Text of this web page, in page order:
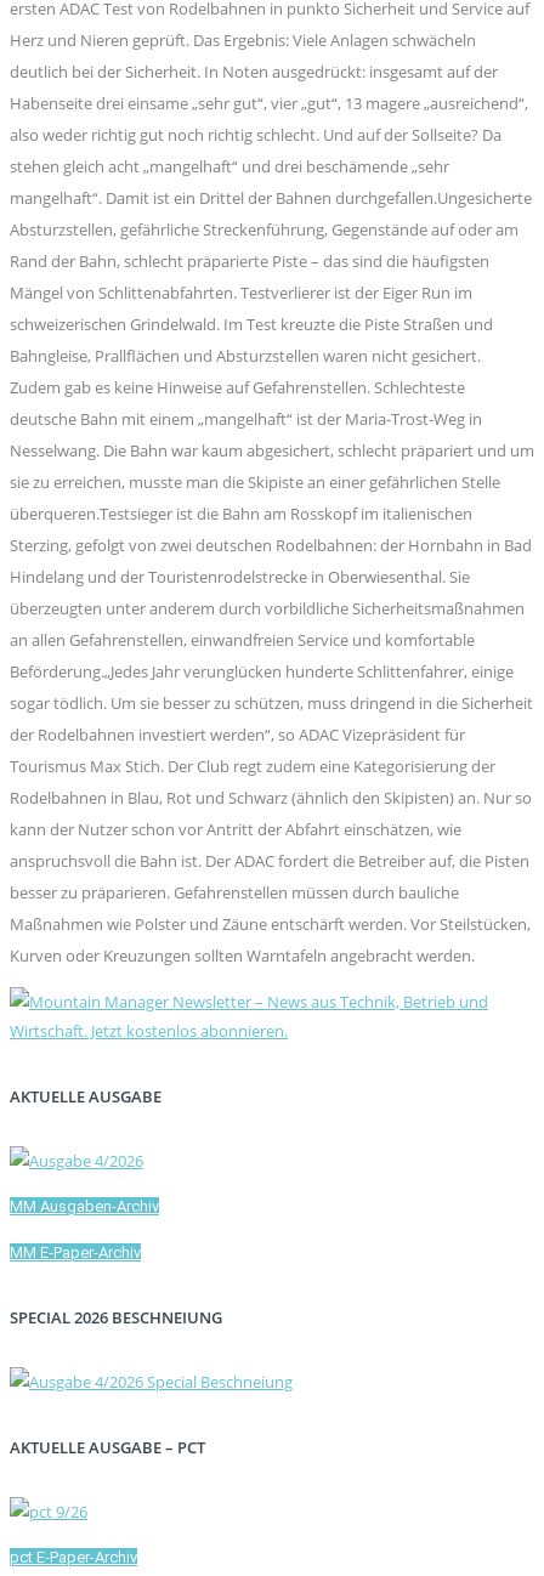
ersten ADAC Test von Rodelbahnen in punkto Sicherheit und Service auf
Herz und Nieren geprüft. Das Ergebnis: Viele Anlagen schwächeln
deutlich bei der Sicherheit. In Noten ausgedrückt: insgesamt auf der
Habenseite drei einsame „sehr gut“, vier „gut“, 13 magere „ausreichend“,
also weder richtig gut noch richtig schlecht. Und auf der Sollseite? Da
stehen gleich acht „mangelhaft“ und drei beschämende „sehr
mangelhaft“. Damit ist ein Drittel der Bahnen durchgefallen.Ungesicherte
Absturzstellen, gefährliche Streckenführung, Gegenstände auf oder am
Rand der Bahn, schlecht präparierte Piste – das sind die häufigsten
Mängel von Schlittenabfahrten. Testverlierer ist der Eiger Run im
schweizerischen Grindelwald. Im Test kreuzte die Piste Straßen und
Bahngleise, Prallflächen und Absturzstellen waren nicht gesichert.
Zudem gab es keine Hinweise auf Gefahrenstellen. Schlechteste
deutsche Bahn mit einem „mangelhaft“ ist der Maria-Trost-Weg in
Nesselwang. Die Bahn war kaum abgesichert, schlecht präpariert und um
sie zu erreichen, musste man die Skipiste an einer gefährlichen Stelle
überqueren.Testsieger ist die Bahn am Rosskopf im italienischen
Sterzing, gefolgt von zwei deutschen Rodelbahnen: der Hornbahn in Bad
Hindelang und der Touristenrodelstrecke in Oberwiesenthal. Sie
überzeugten unter anderem durch vorbildliche Sicherheitsmaßnahmen
an allen Gefahrenstellen, einwandfreien Service und komfortable
Beförderung.„Jedes Jahr verunglücken hunderte Schlittenfahrer, einige
sogar tödlich. Um sie besser zu schützen, muss dringend in die Sicherheit
der Rodelbahnen investiert werden“, so ADAC Vizepräsident für
Tourismus Max Stich. Der Club regt zudem eine Kategorisierung der
Rodelbahnen in Blau, Rot und Schwarz (ähnlich den Skipisten) an. Nur so
kann der Nutzer schon vor Antritt der Abfahrt einschätzen, wie
anspruchsvoll die Bahn ist. Der ADAC fordert die Betreiber auf, die Pisten
besser zu präparieren. Gefahrenstellen müssen durch bauliche
Maßnahmen wie Polster und Zäune entschärft werden. Vor Steilstücken,
Kurven oder Kreuzungen sollten Warntafeln angebracht werden.
AKTUELLE AUSGABE
MM Ausgaben-Archiv
MM E-Paper-Archiv
SPECIAL 2026 BESCHNEIUNG
AKTUELLE AUSGABE – PCT
pct E-Paper-Archiv